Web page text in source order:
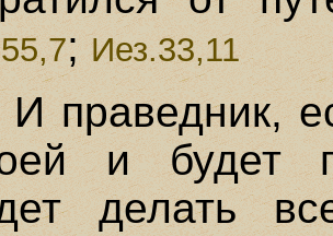
;Иез.33,11
И праведник,
и будет
делать